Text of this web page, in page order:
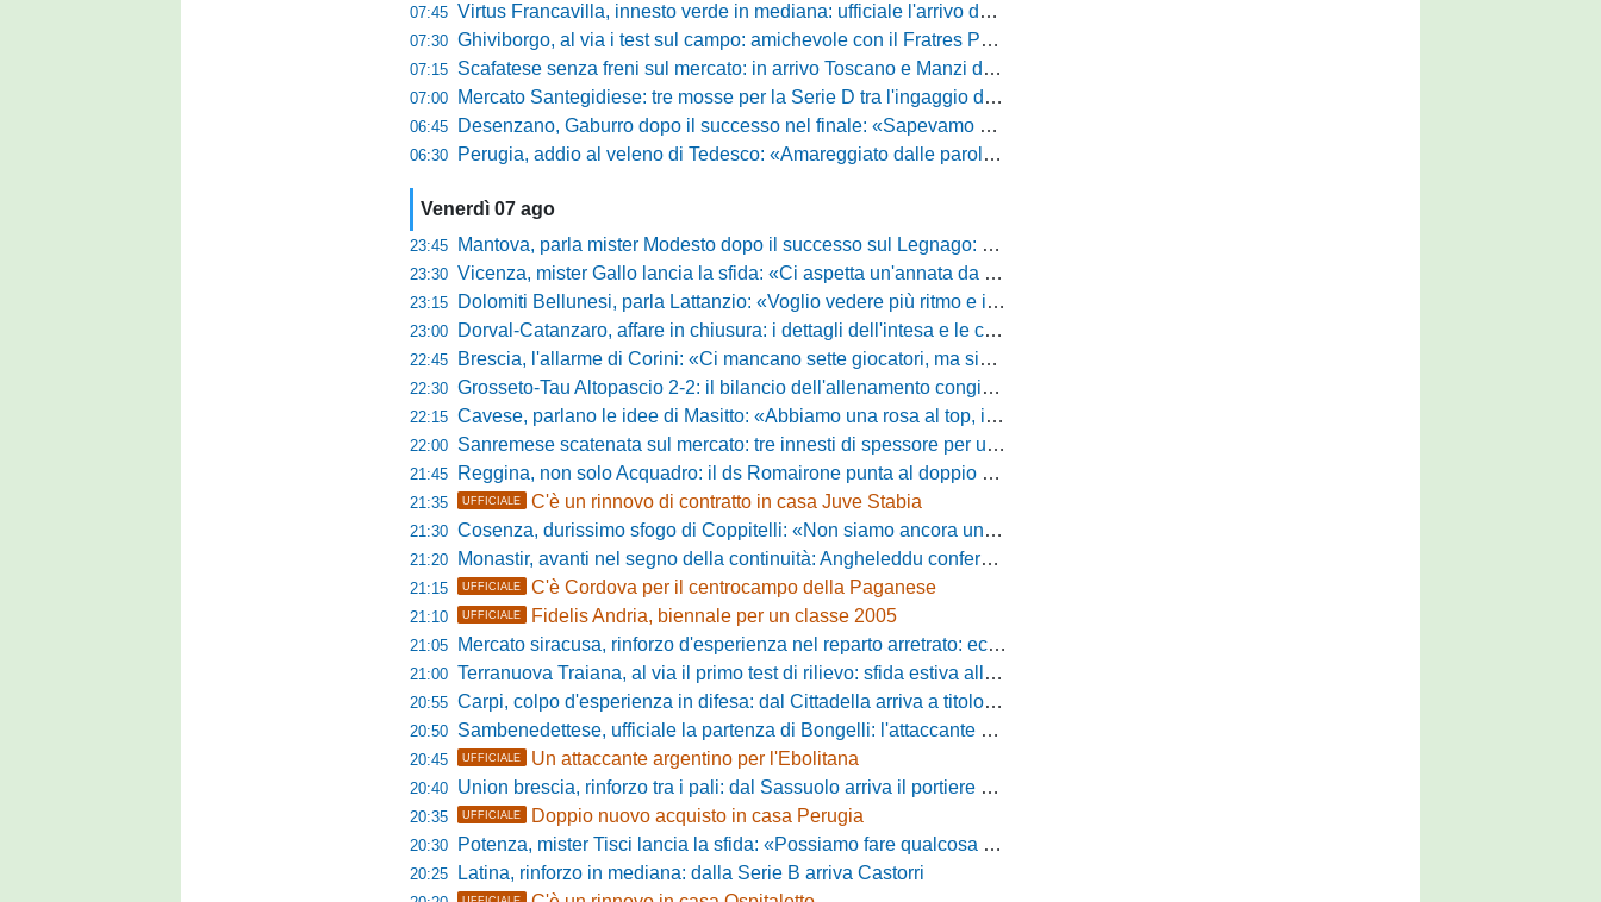
07:45 Virtus Francavilla, innesto verde in mediana: ufficiale l'arrivo del classe 2008 Gianluca Ajello
07:30 Ghiviborgo, al via i test sul campo: amichevole con il Fratres Perignano e sguardo al nuovo girone E
07:15 Scafatese senza freni sul mercato: in arrivo Toscano e Manzi dall'Avellino per la Serie C
07:00 Mercato Santegidiese: tre mosse per la Serie D tra l'ingaggio di Diakhate e due rinnovi chiave
06:45 Desenzano, Gaburro dopo il successo nel finale: «Sapevamo che avremmo sofferto, ma si è vista la voglia di vincere»
06:30 Perugia, addio al veleno di Tedesco: «Amareggiato dalle parole di Alessandro Gaucci, mi hanno ferito umanamente»
Venerdì 07 ago
23:45 Mantova, parla mister Modesto dopo il successo sul Legnago: "Buona tenuta nervosa, ma dobbiamo migliorare"
23:30 Vicenza, mister Gallo lancia la sfida: «Ci aspetta un'annata da protagonisti in B, ma qui nessuno ha il posto fisso»
23:15 Dolomiti Bellunesi, parla Lattanzio: «Voglio vedere più ritmo e intensità, dobbiamo lasciare tutto sul campo»
23:00 Dorval-Catanzaro, affare in chiusura: i dettagli dell'intesa e le cifre dell'operazione
22:45 Brescia, l'allarme di Corini: «Ci mancano sette giocatori, ma siamo una squadra forte»
22:30 Grosseto-Tau Altopascio 2-2: il bilancio dell'allenamento congiunto e la risposta dei nuovi arrivi
22:15 Cavese, parlano le idee di Masitto: «Abbiamo una rosa al top, il pubblico del Lamberti ci spingerà lontano»
22:00 Sanremese scatenata sul mercato: tre innesti di spessore per un attacco da sogni
21:45 Reggina, non solo Acquadro: il ds Romairone punta al doppio colpo Baldan-Volpicelli
21:35 UFFICIALE C'è un rinnovo di contratto in casa Juve Stabia
21:30 Cosenza, durissimo sfogo di Coppitelli: «Non siamo ancora una squadra, ora serve tirare una riga!»
21:20 Monastir, avanti nel segno della continuità: Angheleddu confermato in panchina, in attacco arriva Loru
21:15 UFFICIALE C'è Cordova per il centrocampo della Paganese
21:10 UFFICIALE Fidelis Andria, biennale per un classe 2005
21:05 Mercato siracusa, rinforzo d'esperienza nel reparto arretrato: ecco Orlando
21:00 Terranuova Traiana, al via il primo test di rilievo: sfida estiva allo Zecchini con il Grosseto
20:55 Carpi, colpo d'esperienza in difesa: dal Cittadella arriva a titolo definitivo Riccardo Gatti
20:50 Sambenedettese, ufficiale la partenza di Bongelli: l'attaccante passa in Serie D
20:45 UFFICIALE Un attaccante argentino per l'Ebolitana
20:40 Union brescia, rinforzo tra i pali: dal Sassuolo arriva il portiere Gioele Zacchi
20:35 UFFICIALE Doppio nuovo acquisto in casa Perugia
20:30 Potenza, mister Tisci lancia la sfida: «Possiamo fare qualcosa di storico e regalarci la trasferta a Genova»
20:25 Latina, rinforzo in mediana: dalla Serie B arriva Castorri